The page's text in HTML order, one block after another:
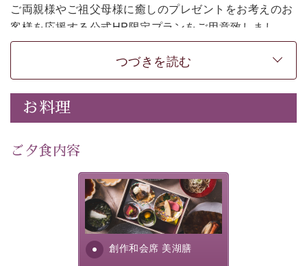
ご両親様やご祖父母様に癒しのプレゼントをお考えのお
客様を応援する公式HP限定プランをご用意致しまし
た。
日頃なかなか言えない感謝の気持ちを
お伝えし
てみてはいかがでしょうか。
-----------【安心への取り組み】----------
個室料亭、貸切風呂のご利用が可能な上、 安心安全にご
30項目以上からなる独自の衛生・消毒プログラムの基、
---------------------------------------------
・記念写真＆オリジナル【フォトフレームカード】プレ
思い出デザートプレート付き
つづきを読む
お料理
ご夕食内容
創作和会席 美湖膳
美湖膳とは諏訪の地で特別を
提供する為に料理長・神原 裕
明が考え出した創作和会席で
す。美しい諏訪湖の幸...